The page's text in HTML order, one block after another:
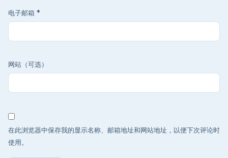
电子邮箱 *
网站（可选）
在此浏览器中保存我的显示名称、邮箱地址和网站地址，以便下次评论时
使用。